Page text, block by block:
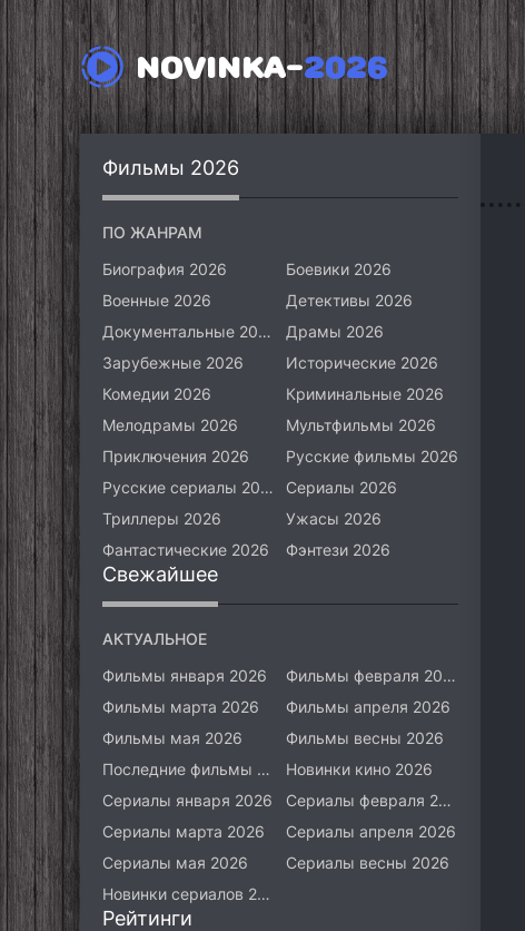
NOVINKA-2026
Фильмы 2026
ПО ЖАНРАМ
Биография 2026
Боевики 2026
Военные 2026
Детективы 2026
Документальные 2026
Драмы 2026
Зарубежные 2026
Исторические 2026
Комедии 2026
Криминальные 2026
Мелодрамы 2026
Мультфильмы 2026
Приключения 2026
Русские фильмы 2026
Русские сериалы 2026
Сериалы 2026
Триллеры 2026
Ужасы 2026
Фантастические 2026
Фэнтези 2026
Свежайшее
АКТУАЛЬНОЕ
Фильмы января 2026
Фильмы февраля 2026
Фильмы марта 2026
Фильмы апреля 2026
Фильмы мая 2026
Фильмы весны 2026
Последние фильмы 2026
Новинки кино 2026
Сериалы января 2026
Сериалы февраля 2026
Сериалы марта 2026
Сериалы апреля 2026
Сериалы мая 2026
Сериалы весны 2026
Новинки сериалов 2026
Рейтинги